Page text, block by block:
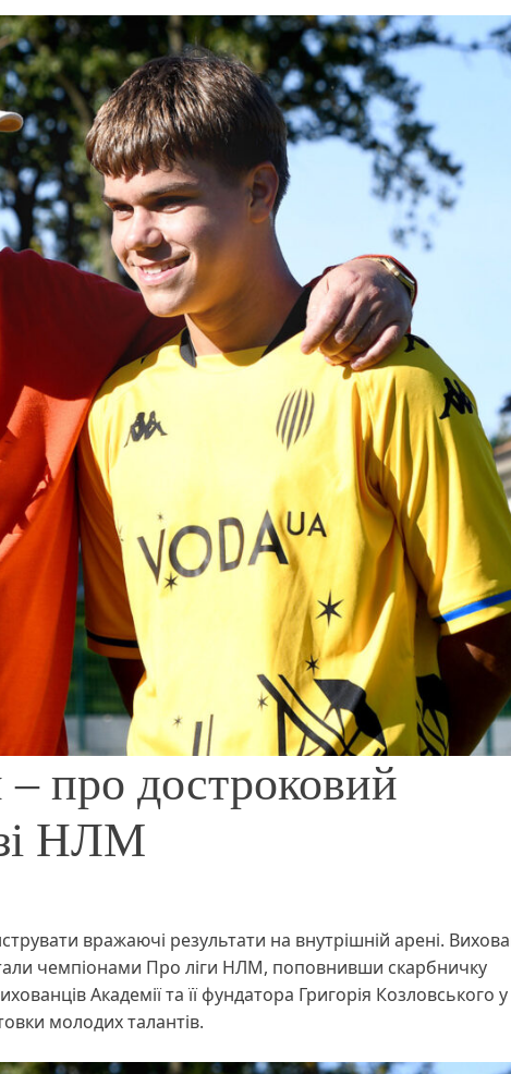
– про достроковий
НЛМ
вражаючі результати на внутрішній арені.
чемпіонами Про ліги НЛМ, поповнивши скарбничку
Академії та її фундатора Григорія Козловського у
молодих талантів.